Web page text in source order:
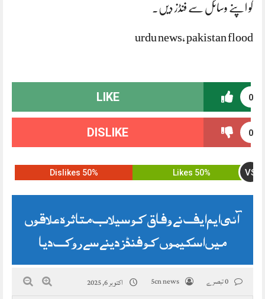
کو اپنے وسائل سے فنڈز دیں۔
urdu news, pakistan flood
0
LIKE
0
DISLIKE
50% Likes VS
50% Dislikes
آئی ایم ایف نے وفاق کو سیلاب متاثرہ علاقوں
میں اسکیموں کو فنڈز دینے سے روک دیا
5cn news اکتوبر 6, 2025